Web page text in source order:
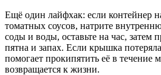
Ещё один лайфхак: если контейнер
томатных соусов, натрите
соды и воды, оставьте на час, затем
пятна и запах. Если крышка
помогает прокипятить её в
возвращается к жизни.